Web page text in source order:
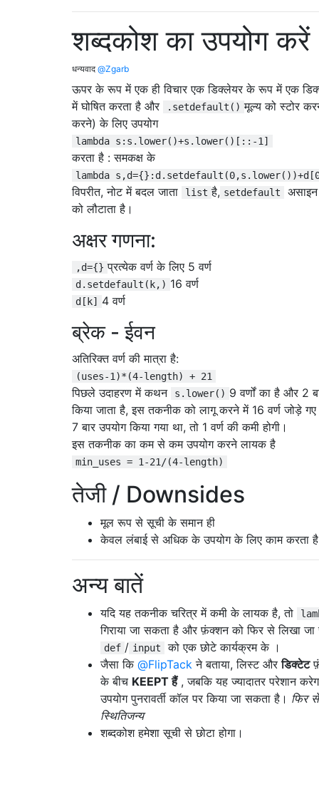
शब्दकोश का उपयोग करें
धन्यवाद @Zgarb
ऊपर के रूप में एक ही विचार एक डिक्लेयर के रूप में एक
में घोषित करता है और
.setdefault() मूल्य को स्टोर
करने) के लिए उपयोग
lambda s:s.lower()+s.lower()[::-1]
करता है : समकक्ष के
lambda
विपरीत, नोट में बदल जाता list है, setdefault
असाइन
को लौटाता है।
अक्षर गणना:
,d={} प्रत्येक वर्ण के लिए 5 वर्ण
d.setdefault(k,) 16 वर्ण
d[k] 4 वर्ण
ब्रेक - ईवन
अतिरिक्त वर्ण की मात्रा है:
(uses-1)*(4-length) + 21
पिछले उदाहरण में कथन s.lower() 9 वर्णों का है और 2
किया जाता है, इस तकनीक को लागू करने में 16 वर्ण जोड़े
7 बार उपयोग किया गया था, तो 1 वर्ण की कमी होगी।
इस तकनीक का कम से कम उपयोग करने लायक है
min_uses = 1-21/(4-length)
तेजी / Downsides
मूल रूप से सूची के समान ही
केवल लंबाई से अधिक के उपयोग के लिए काम करता
अन्य बातें
यदि यह तकनीक चरित्र में कमी के लायक है, तो
गिराया जा सकता है और फ़ंक्शन को फिर से लिखा
def / input
को एक छोटे कार्यक्रम के ।
जैसा कि @FlipTack ने बताया, लिस्ट औरडिक्टेट
के बीच KEEPT हैं, जबकि यह ज्यादातर परेशान
उपयोग पुनरावर्ती कॉल पर किया जा सकता है। फिर
स्थितिजन्य
शब्दकोश हमेशा सूची से छोटा होगा।